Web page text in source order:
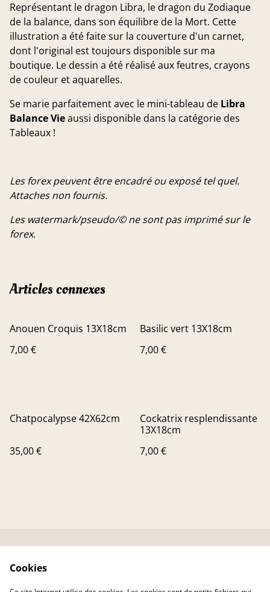
Représentant le dragon Libra, le dragon du Zodiaque
de la balance, dans son équilibre de la Mort. Cette
illustration a été faite sur la couverture d'un carnet,
dont l'original est toujours disponible sur ma
boutique. Le dessin a été réalisé aux feutres, crayons
de couleur et aquarelles.
Se marie parfaitement avec le mini-tableau de Libra
Balance Vieaussi disponible dans la catégorie des
Tableaux !
Les forex peuvent être encadré ou exposé tel quel.
Attaches non fournis.
Les watermark/pseudo/© ne sont pas imprimé sur le
forex.
Articles connexes
Anouen Croquis 13X18cm
7,00 €
Basilic vert 13X18cm
7,00 €
Chatpocalypse 42X62cm
35,00 €
Cockatrix resplendissante
13X18cm
7,00 €
confidentialité
Cookies